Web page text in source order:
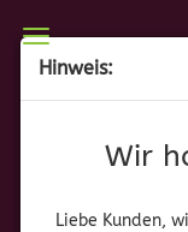
Hinweis:
Wir
Liebe Kunden,
Wir
zurück. Bis
Das Team
Hormel